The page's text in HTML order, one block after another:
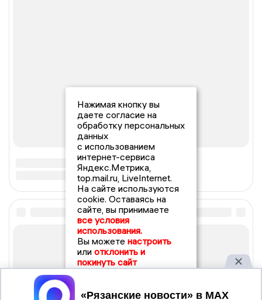
Нажимая кнопку вы
даете согласие на
обработку персональных
данных
с использованием
интернет-сервиса
Яндекс.Метрика,
top.mail.ru, LiveInternet.
На сайте используются
cookie. Оставаясь на
сайте, вы принимаете
все условия
использования.
Вы можете настроить
или отклонить и
покинуть сайт
Принять